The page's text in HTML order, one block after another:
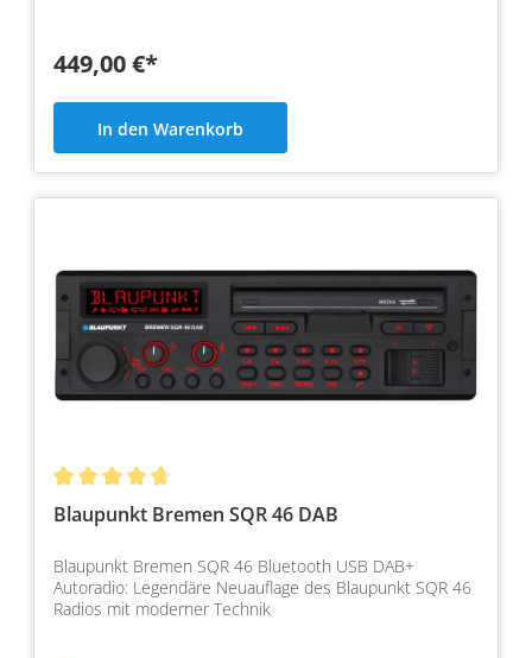
449,00 €*
In den Warenkorb
Blaupunkt Bremen SQR 46 DAB
Blaupunkt Bremen SQR 46 Bluetooth USB DAB+
Autoradio: Legendäre Neuauflage des Blaupunkt SQR 46
Radios mit moderner Technik